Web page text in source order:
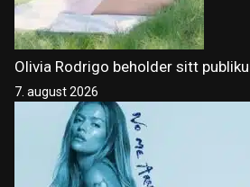
Olivia Rodrigo beholder sitt
7. august 2026